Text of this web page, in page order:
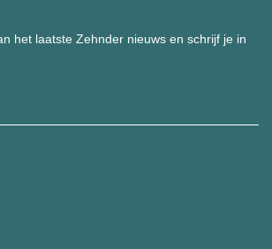
het laatste Zehnder nieuws en schrijf je in